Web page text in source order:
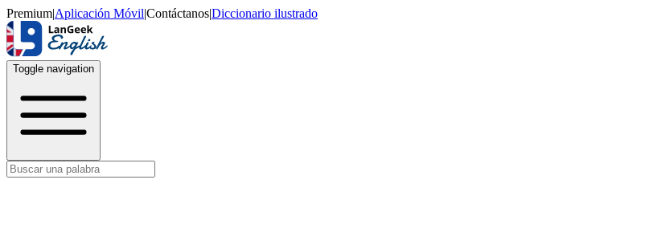
Premium|Aplicación Móvil|Contáctanos|Diccionario ilustrado
Toggle navigation